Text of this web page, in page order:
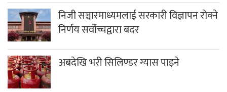
निजी सञ्चारमाध्यमलाई सरकारी विज्ञापन रोक्ने
निर्णय सर्वोच्चद्वारा बदर
अबदेखि भरी सिलिण्डर ग्यास पाइने